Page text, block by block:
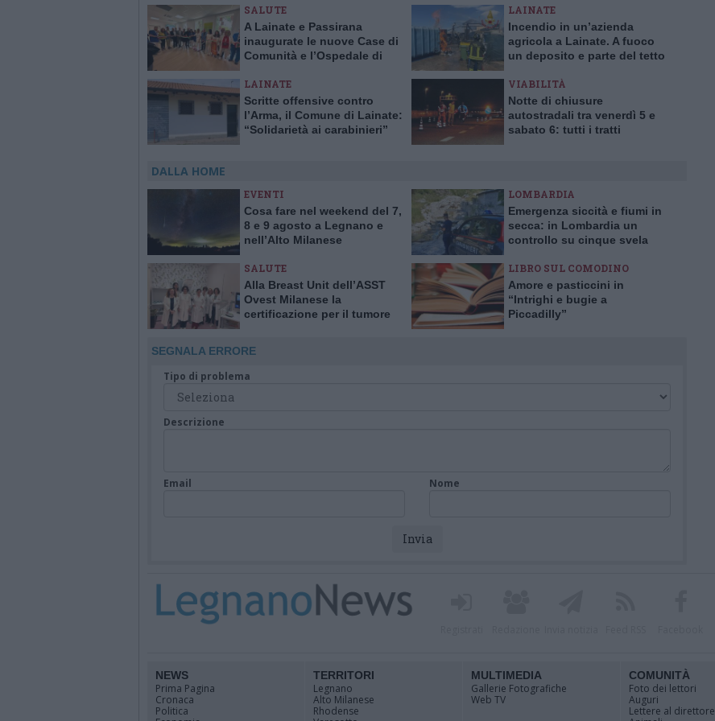
SALUTE
A Lainate e Passirana
inaugurate le nuove Case di
Comunità e l’Ospedale di
LAINATE
Incendio in un’azienda
agricola a Lainate. A fuoco
un deposito e parte del tetto
LAINATE
Scritte offensive contro
l’Arma, il Comune di Lainate:
“Solidarietà ai carabinieri”
VIABILITÀ
Notte di chiusure
autostradali tra venerdì 5 e
sabato 6: tutti i tratti
DALLA HOME
EVENTI
Cosa fare nel weekend del 7,
8 e 9 agosto a Legnano e
nell’Alto Milanese
LOMBARDIA
Emergenza siccità e fiumi in
secca: in Lombardia un
controllo su cinque svela
SALUTE
Alla Breast Unit dell’ASST
Ovest Milanese la
certificazione per il tumore
LIBRO SUL COMODINO
Amore e pasticcini in
“Intrighi e bugie a
Piccadilly”
SEGNALA ERRORE
Tipo di problema
Descrizione
Email Nome
NEWS
Prima Pagina
Cronaca
Politica
TERRITORI
Legnano
Alto Milanese
Rhodense
MULTIMEDIA
Gallerie Fotografiche
Web TV
COMUNITÀ
Foto dei lettori
Auguri
Lettere al direttore